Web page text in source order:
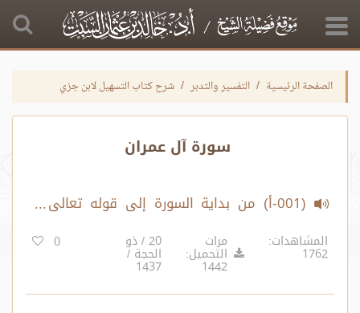
الصفحة الرئيسية التفسير والتدبر شرح كتاب التسهيل لابن جزي
سورة آل عمران
(001-أ) من بداية السورة إلى قوله تعالى
(ابتغاء الفتنة..) الآية 7
المشاهدات:
1762
مرات
التحميل:
1442
20 / ذو
الحجة /
1437
0